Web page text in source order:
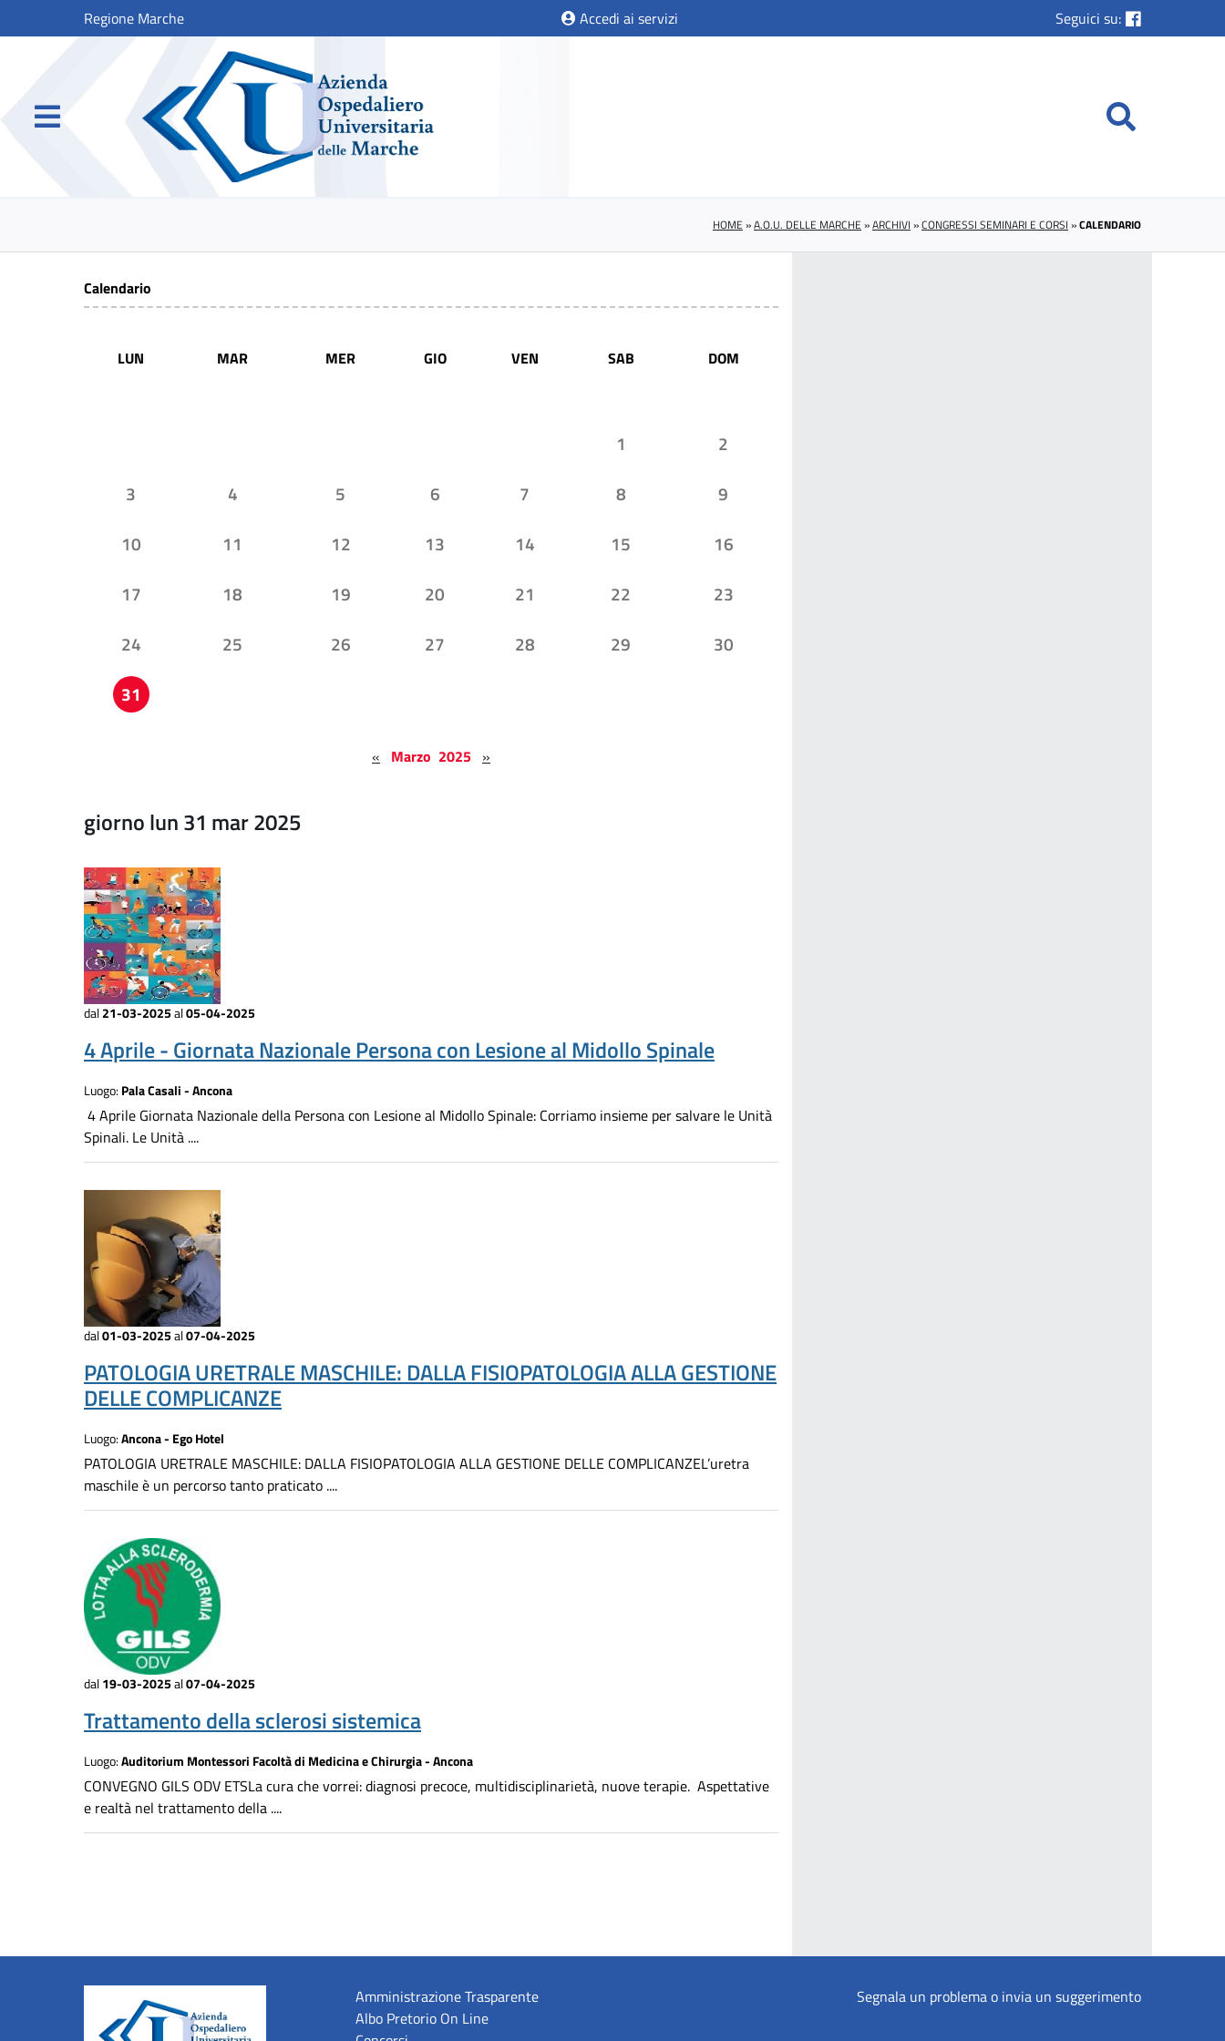
Regione Marche Accedi ai servizi Seguici su:
HOME »A.O.U. DELLE MARCHE »ARCHIVI »CONGRESSI SEMINARI E CORSI »CALENDARIO
Calendario
LUN MAR MER GIO VEN SAB DOM
1
2
3
4 5 6 7 8
9
10
11 12 13 14 15
16
17
18 19 20 21 22
23
24
25 26 27 28 29
30
31
« Marzo 2025 »
giorno lun 31 mar 2025
dal21-03-2025 al05-04-2025
4 Aprile - Giornata Nazionale Persona con Lesione al Midollo Spinale
Luogo: Pala Casali - Ancona
4 Aprile Giornata Nazionale della Persona con Lesione al Midollo Spinale: Corriamo insieme per salvare le Unità
Spinali. Le Unità ....
dal01-03-2025 al07-04-2025
PATOLOGIA URETRALE MASCHILE: DALLA FISIOPATOLOGIA ALLA GESTIONE
DELLE COMPLICANZE
Luogo:Ancona - Ego Hotel
PATOLOGIA URETRALE MASCHILE: DALLA FISIOPATOLOGIA ALLA GESTIONE DELLE COMPLICANZEL’uretra
maschile è un percorso tanto praticato ....
dal 19-03-2025 al07-04-2025
Trattamento della sclerosi sistemica
Luogo:Auditorium Montessori Facoltà di Medicina e Chirurgia - Ancona
CONVEGNO GILS ODV ETSLa cura che vorrei: diagnosi precoce, multidisciplinarietà, nuove terapie. Aspettative
e realtà nel trattamento della ....
Amministrazione Trasparente
Albo Pretorio On Line
Segnala un problema o invia un suggerimento